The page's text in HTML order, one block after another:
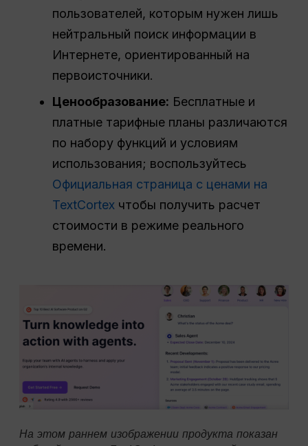
пользователей, которым нужен лишь
нейтральный поиск информации в
Интернете, ориентированный на
первоисточники.
Ценообразование: Бесплатные и
платные тарифные планы различаются
по набору функций и условиям
использования; воспользуйтесь
Официальная страница с ценами на
TextCortex чтобы получить расчет
стоимости в режиме реального
времени.
На этом раннем изображении продукта показан